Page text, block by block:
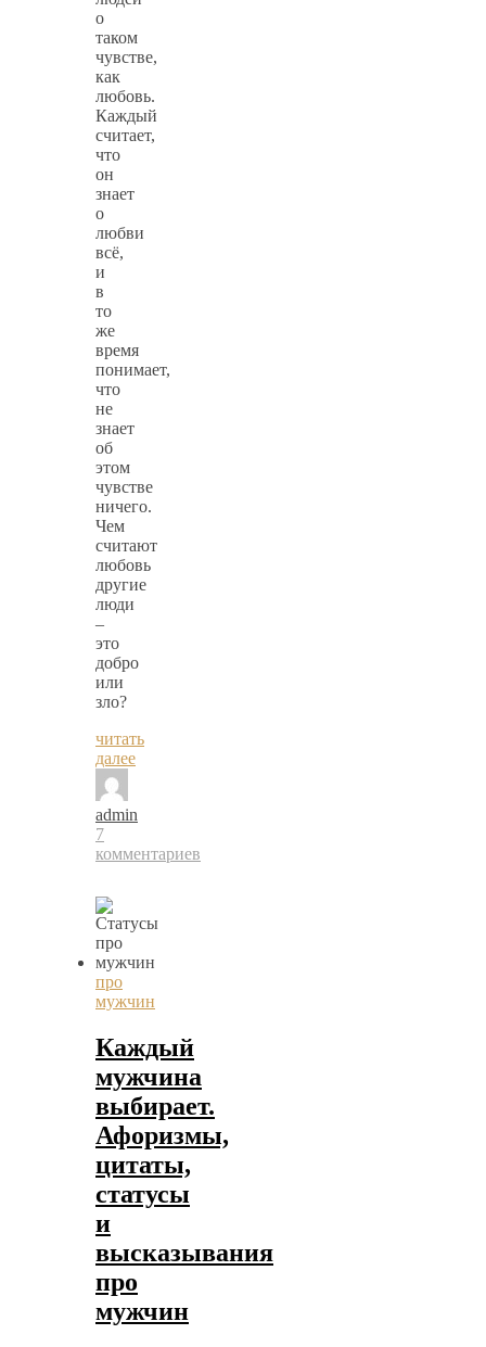
о
таком
чувстве,
как
любовь.
Каждый
считает,
что
он
знает
о
любви
всё,
и
в
то
же
время
понимает,
что
не
знает
об
этом
чувстве
ничего.
Чем
считают
любовь
другие
люди
–
это
добро
или
зло?
читать
далее
admin
7
комментариев
про
мужчин
Каждый
мужчина
выбирает.
Афоризмы,
цитаты,
статусы
и
высказывания
про
мужчин